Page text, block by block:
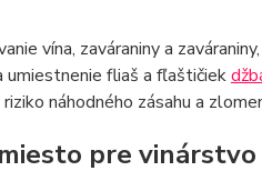
vína, zaváraniny a
umiestnenie fliaš a fľaštičiek
náhodného zásahu a
pre vinárstvo